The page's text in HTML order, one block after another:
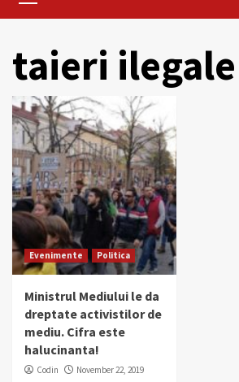
taieri ilegale
Evenimente Politica
Ministrul Mediului le da
dreptate activistilor de
mediu. Cifra este
halucinanta!
Codin November 22, 2019